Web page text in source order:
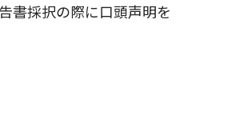
書採択の際に口頭声明を